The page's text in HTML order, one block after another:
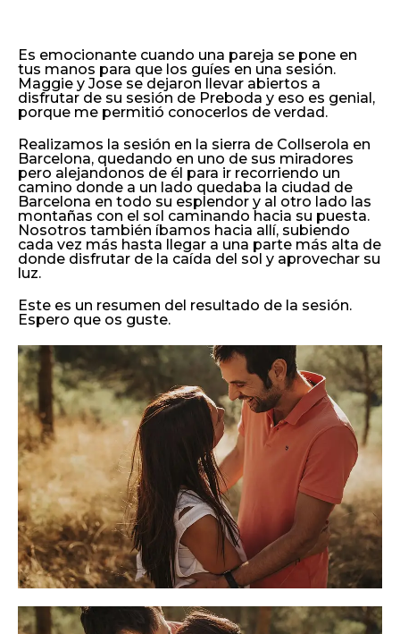
Es emocionante cuando una pareja se pone en
tus manos para que los guíes en una sesión.
Maggie y Jose se dejaron llevar abiertos a
disfrutar de su sesión de Preboda y eso es genial,
porque me permitió conocerlos de verdad.
Realizamos la sesión en la sierra de Collserola en
Barcelona, quedando en uno de sus miradores
pero alejandonos de él para ir recorriendo un
camino donde a un lado quedaba la ciudad de
Barcelona en todo su esplendor y al otro lado las
montañas con el sol caminando hacia su puesta.
Nosotros también íbamos hacia allí, subiendo
cada vez más hasta llegar a una parte más alta de
donde disfrutar de la caída del sol y aprovechar su
luz.
Este es un resumen del resultado de la sesión.
Espero que os guste.